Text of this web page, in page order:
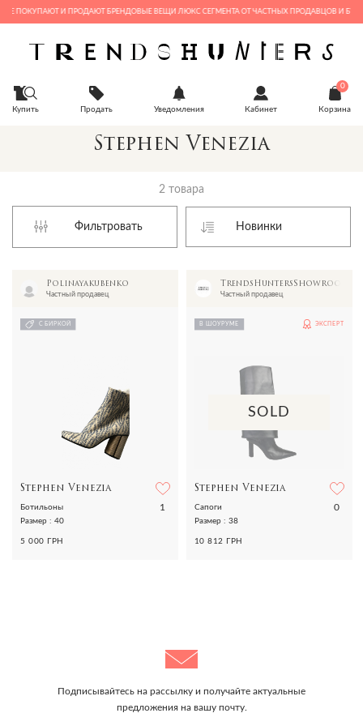
ПОКУПАЮТ И ПРОДАЮТ БРЕНДОВЫЕ ВЕЩИ ЛЮКС СЕГМЕНТА ОТ ЧАСТНЫХ ПРОДАВЦОВ И
Купить Продать Уведомления Кабинет
0
Корзина
Stephen Venezia
2 товара
Фильтровать
Polinayakubenko
Частный продавец
С БИРКОЙ
Stephen Venezia
1
Ботильоны
Размер : 40
5 000 ГРН
TrendsHuntersShowroom
Частный продавец
В ШОУРУМЕ ЭКСПЕРТ
SOLD
Stephen Venezia
0
Сапоги
Размер : 38
10 812 ГРН
Подписывайтесь на рассылку и получайте актуальные
предложения на вашу почту.